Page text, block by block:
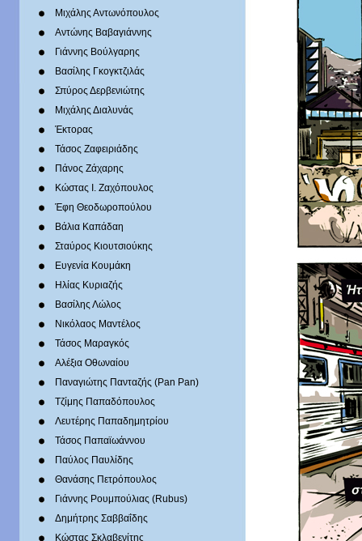
Μιχάλης Αντωνόπουλος
Αντώνης Βαβαγιάννης
Γιάννης Βούλγαρης
Βασίλης Γκογκτζιλάς
Σπύρος Δερβενιώτης
Mιχάλης Διαλυνάς
Έκτορας
Τάσος Ζαφειριάδης
Πάνος Ζάχαρης
Κώστας Ι. Ζαχόπουλoς
Έφη Θεοδωροπούλου
Βάλια Καπάδαη
Σταύρος Κιουτσιούκης
Ευγενία Κουμάκη
Ηλίας Κυριαζής
Βασίλης Λώλος
Νικόλαος Μαντέλος
Τάσος Μαραγκός
Αλέξια Οθωναίου
Παναγιώτης Πανταζής (Pan Pan)
Τζίμης Παπαδόπουλος
Λευτέρης Παπαδημητρίου
Τάσος Παπαϊωάννου
Παύλος Παυλίδης
Θανάσης Πετρόπουλος
Γιάννης Ρουμπούλιας (Rubus)
Δημήτρης Σαββαΐδης
Κώστας Σκλαβενίτης